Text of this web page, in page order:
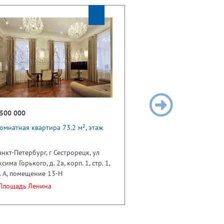
000
квартира 73.2 м², этаж
Петербург, г Сестрорецк, ул
Горького, д. 2а, корп. 1, стр. 1,
А, помещение 13-Н
Ленина